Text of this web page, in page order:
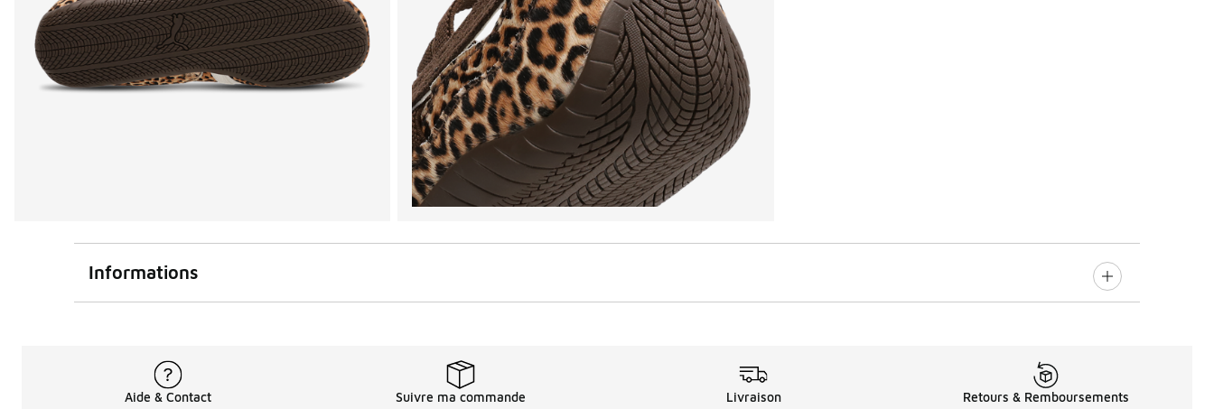
Informations
Aide & Contact Suivre ma commande Livraison Retours & Remboursements